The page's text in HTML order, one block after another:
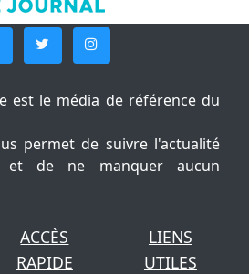
est le média de référence du
permet de suivre l'actualité
et de ne manquer aucun
ACCÈS
RAPIDE
LIENS
UTILES